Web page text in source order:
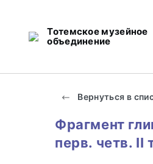
Тотемское музейное
объединение
Вернуться в
Фрагмент
перв. четв. II